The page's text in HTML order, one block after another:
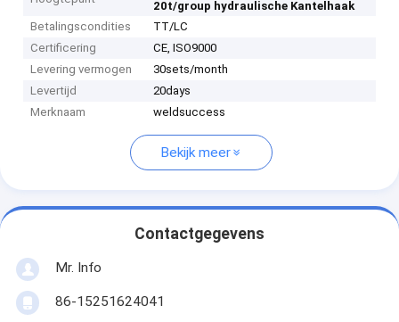
20t/group hydraulische Kantelhaak
Betalingscondities
TT/LC
Certificering
CE, ISO9000
Levering vermogen
30sets/month
Levertijd
20days
Merknaam
weldsuccess
Bekijk meer
Contactgegevens
Mr. Info
86-15251624041